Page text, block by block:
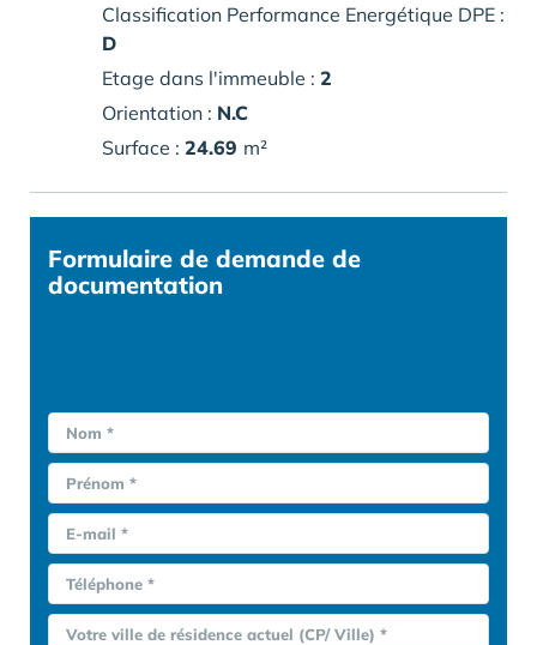
Classification Performance Energétique DPE :
D
Etage dans l'immeuble : 2
Orientation : N.C
Surface : 24.69 m²
Formulaire de demande de
documentation
Nom *
Prénom *
E-mail *
Téléphone *
Votre ville de résidence actuel (CP/ Ville) *